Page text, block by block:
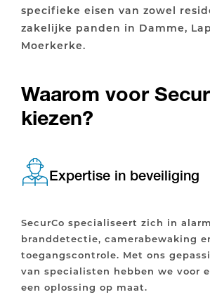
specifieke eisen van zowel
zakelijke panden in Damme,
Moerkerke.
Waarom voor
kiezen?
Expertise in beveiliging
SecurCo specialiseert zich in
branddetectie, camerabewaking
toegangscontrole. Met ons
van specialisten hebben we voor
een oplossing op maat.